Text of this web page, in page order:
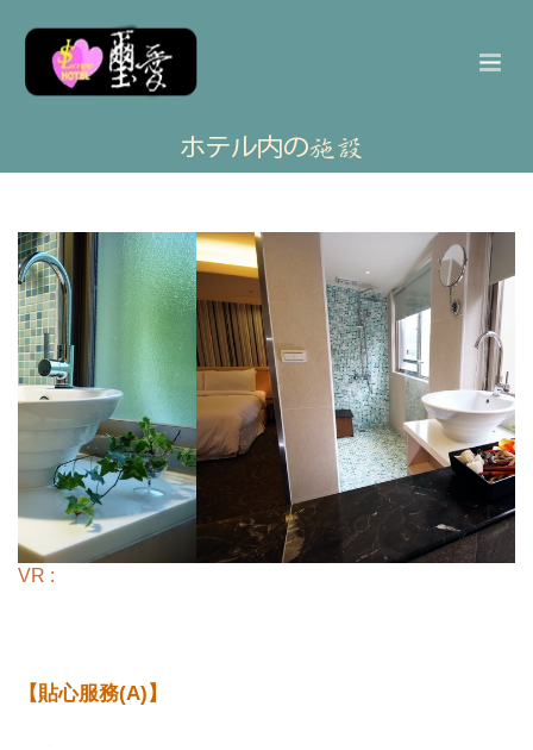
VR :
【貼心服務(A)】